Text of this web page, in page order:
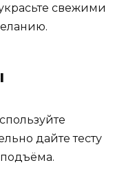
свежими
дайте тесту